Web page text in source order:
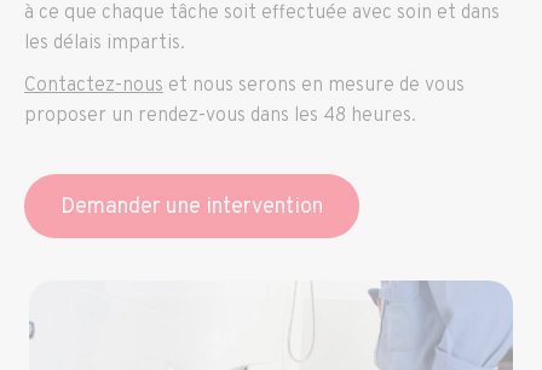
à ce que chaque tâche soit effectuée avec soin et dans
les délais impartis.
Contactez-nous et nous serons en mesure de vous
proposer un rendez-vous dans les 48 heures.
Demander une intervention